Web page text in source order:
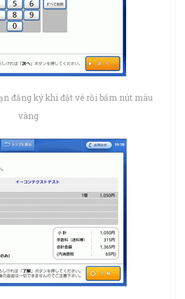
đăng ký khi đặt vé rồi bấm nút màu
vàng